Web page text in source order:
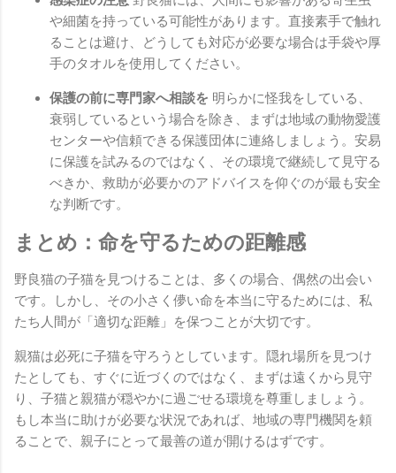
や細菌を持っている可能性があります。直接素手で触れ
ることは避け、どうしても対応が必要な場合は手袋や厚
手のタオルを使用してください。
保護の前に専門家へ相談を 明らかに怪我をしている、
衰弱しているという場合を除き、まずは地域の動物愛護
センターや信頼できる保護団体に連絡しましょう。安易
に保護を試みるのではなく、その環境で継続して見守る
べきか、救助が必要かのアドバイスを仰ぐのが最も安全
な判断です。
まとめ：命を守るための距離感
野良猫の子猫を見つけることは、多くの場合、偶然の出会い
です。しかし、その小さく儚い命を本当に守るためには、私
たち人間が「適切な距離」を保つことが大切です。
親猫は必死に子猫を守ろうとしています。隠れ場所を見つけ
たとしても、すぐに近づくのではなく、まずは遠くから見守
り、子猫と親猫が穏やかに過ごせる環境を尊重しましょう。
もし本当に助けが必要な状況であれば、地域の専門機関を頼
ることで、親子にとって最善の道が開けるはずです。